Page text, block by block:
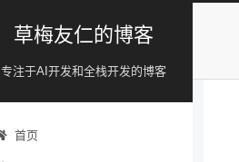
草梅友仁的博客
专注于AI开发和全栈开发的博客
首页